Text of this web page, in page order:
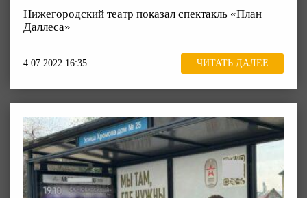
Нижегородский театр показал спектакль «План
Даллеса»
4.07.2022 16:35 ЧИТАТЬ ДАЛЕЕ